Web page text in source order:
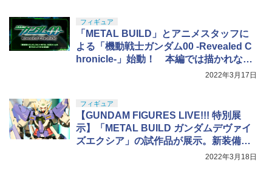
フィギュア
「METAL BUILD」とアニメスタッフに
よる「機動戦士ガンダム00 -Revealed C
hronicle-」始動！ 本編では描かれなか
2022年3月17日
フィギュア
【GUNDAM FIGURES LIVE!!! 特別展
示】「METAL BUILD ガンダムデヴァイ
ズエクシア」の試作品が展示。新装備を
2022年3月18日